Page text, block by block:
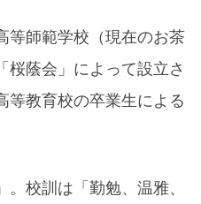
御三家】桜蔭・女子
と倍率
等師範学校（現在のお茶
桜蔭会」によって設立さ
等教育校の卒業生による
。校訓は「勤勉、温雅、